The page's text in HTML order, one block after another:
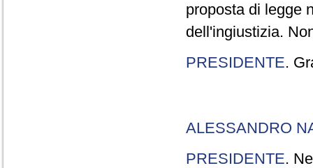
proposta di legge
dell'ingiustizia.
PRESIDENTE.
ALESSANDRO
PRESIDENTE.